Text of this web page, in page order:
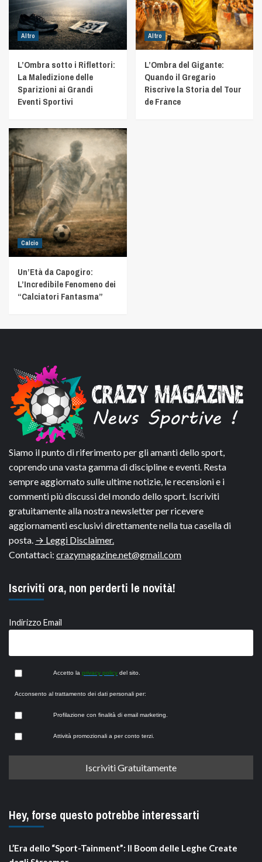
Altro
L’Ombra sotto i Riflettori:
La Maledizione delle
Sparizioni ai Grandi
Eventi Sportivi
Altro
L’Ombra del Gigante:
Quando il Gregario
Riscrive la Storia del Tour
de France
Calcio
Un’Età da Capogiro:
L’Incredibile Fenomeno dei
“Calciatori Fantasma”
Siamo il punto di riferimento per gli amanti dello sport,
coprendo una vasta gamma di discipline e eventi. Resta
sempre aggiornato sulle ultime notizie, le recensioni e i
commenti più discussi del mondo dello sport. Iscriviti
gratuitamente alla nostra newsletter per ricevere
aggiornamenti esclusivi direttamente nella tua casella di
posta. → Leggi Disclaimer.
Contattaci: crazymagazine.net@gmail.com
Iscriviti ora, non perderti le novità!
Indirizzo Email
Accetto la privacy policy del sito.
Acconsento al trattamento dei dati personali per:
Profilazione con finalità di email marketing.
Attività promozionali a per conto terzi.
Hey, forse questo potrebbe interessarti
L’Era dello “Sport-Tainment”: Il Boom delle Leghe Create